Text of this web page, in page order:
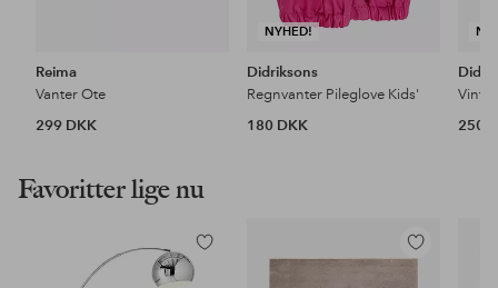
Reima
Vanter Ote
299 DKK
NYHED!
Didriksons
Regnvanter Pileglove Kids'
180 DKK
250
Favoritter lige nu
Tilføj
til
Tilføj